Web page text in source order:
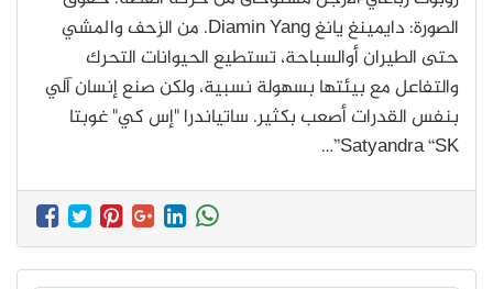
الصورة: دايمينغ يانغ Diamin Yang. من الزحف والمشي
حتى الطيران أوالسباحة، تستطيع الحيوانات التحرك
والتفاعل مع بيئتها بسهولة نسبية، ولكن صنع إنسان آلي
بنفس القدرات أصعب بكثير. ساتياندرا "إس كي" غوبتا
Satyandra “SK”…